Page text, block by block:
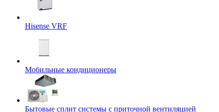
Hisense VRF
Мобильные кондиционеры
Бытовые сплит системы с приточной вентиляцией